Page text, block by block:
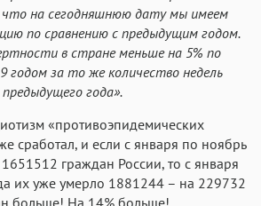
что на сегодняшнюю дату мы имеем
по сравнению с предыдущим годом.
в стране меньше на 5% по
годом за то же количество недель
предыдущего года».
«противоэпидемических
сработал, и если с января по ноябрь
граждан России, то с января
их уже умерло 1881244 – на 229732
больше! На 14% больше!